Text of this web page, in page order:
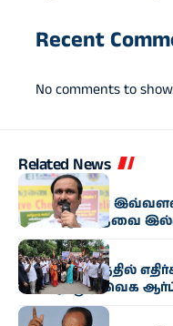
Recent
No comments to
Related News
அரசியல்
“உதயநிதியை
வேண்டிய தேவை
அரசியல்
கும்பகோணத்தில்
கண்டித்து தவெக
அரசியல்